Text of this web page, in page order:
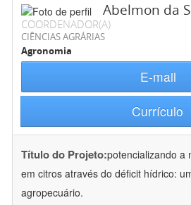
Abelmon da
COORDENADOR(A)
CIÊNCIAS AGRÁRIAS
Agronomia
E-mail
Currículo
Título do Projeto:potencializando a
em citros através do déficit hídrico:
agropecuário.